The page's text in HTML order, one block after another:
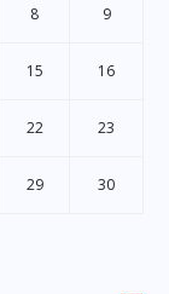
8 9
15 16
22 23
29 30